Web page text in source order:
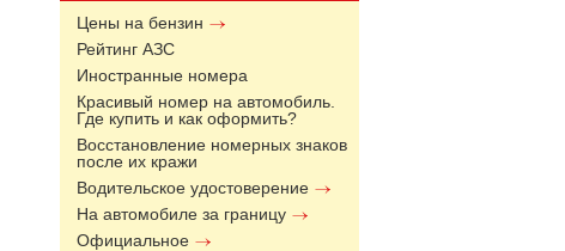
Цены на бензин
Рейтинг АЗС
Иностранные номера
Красивый номер на автомобиль.
Где купить и как оформить?
Восстановление номерных знаков
после их кражи
Водительское удостоверение
На автомобиле за границу
Официальное